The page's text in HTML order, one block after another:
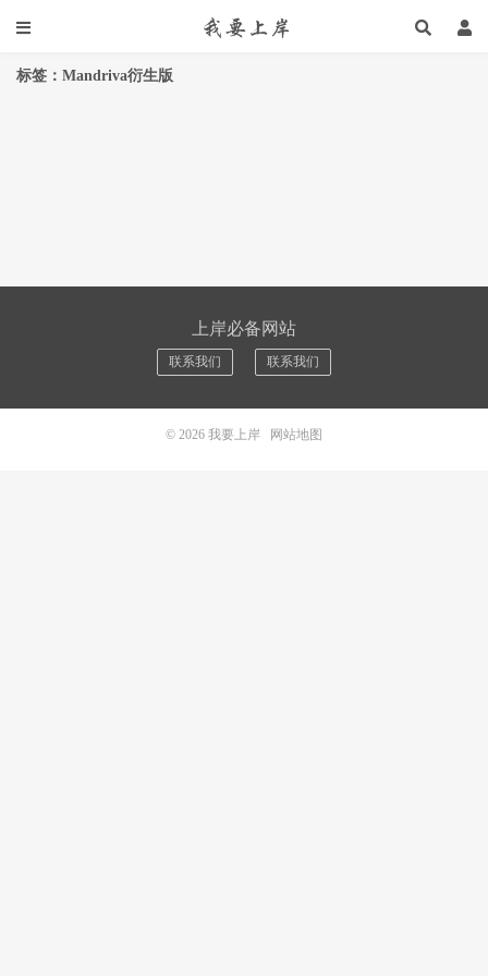
标签：Mandriva衍生版
上岸必备网站
联系我们 联系我们
© 2026 我要上岸 网站地图